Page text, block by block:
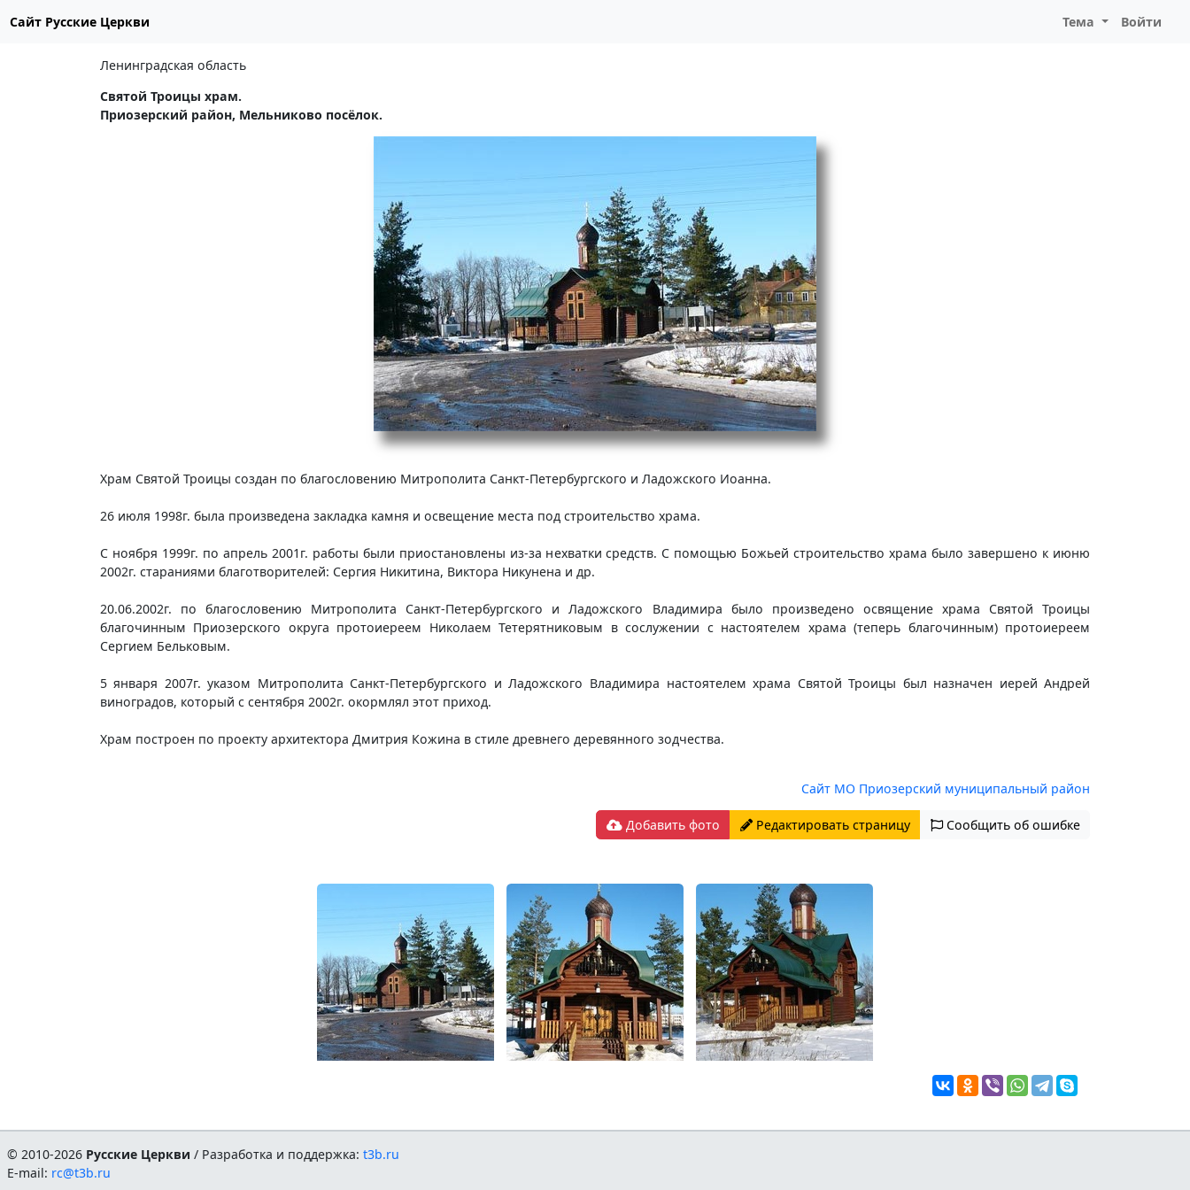
Сайт Русские Церкви Тема Войти
Ленинградская область
Святой Троицы храм.
Приозерский район, Мельниково посёлок.
Храм Святой Троицы создан по благословению Митрополита Санкт-Петербургского и Ладожского Иоанна.
26 июля 1998г. была произведена закладка камня и освещение места под строительство храма.
С ноября 1999г. по апрель 2001г. работы были приостановлены из-за нехватки средств. С помощью Божьей строительство храма было завершено к июню
2002г. стараниями благотворителей: Сергия Никитина, Виктора Никунена и др.
20.06.2002г. по благословению Митрополита Санкт-Петербургского и Ладожского Владимира было произведено освящение храма Святой Троицы
благочинным Приозерского округа протоиереем Николаем Тетерятниковым в сослужении с настоятелем храма (теперь благочинным) протоиереем
Сергием Бельковым.
5 января 2007г. указом Митрополита Санкт-Петербургского и Ладожского Владимира настоятелем храма Святой Троицы был назначен иерей Андрей
виноградов, который с сентября 2002г. окормлял этот приход.
Храм построен по проекту архитектора Дмитрия Кожина в стиле древнего деревянного зодчества.
Сайт МО Приозерский муниципальный район
Добавить фото Редактировать страницу Сообщить об ошибке
© 2010-2026 Русские Церкви / Разработка и поддержка:t3b.ru
E-mail: rc@t3b.ru